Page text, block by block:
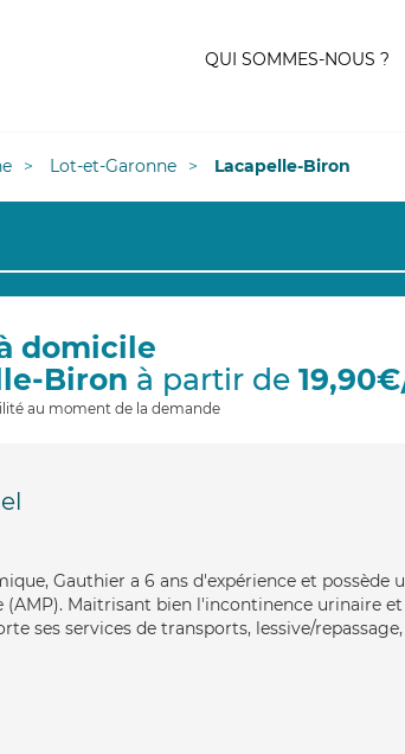
QUI SOMMES-NOUS ?
Lot-et-Garonne Lacapelle-Biron
domicile
Biron à partir de
au moment de la demande
Gauthier a 6 ans d'expérience et possède
(AMP). Maitrisant bien l'incontinence urinaire
ses services de transports, lessive/